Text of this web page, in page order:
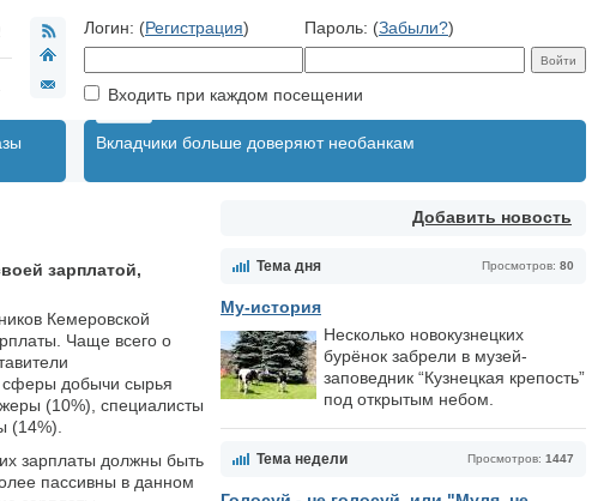
Логин: (Регистрация) Пароль: (Забыли?)
Входить при каждом посещении
Вкладчики больше доверяют необанкам
Добавить новость
Просмотров: 80
Тема дня
Му-история
Несколько новокузнецких
бурёнок забрели в музей-
заповедник “Кузнецкая крепость”
под открытым небом.
Просмотров: 1447
Тема недели
зарплатой,
Кемеровской
Чаще всего о
сферы добычи сырья
(10%), специалисты
(14%).
зарплаты должны быть
пассивны в данном